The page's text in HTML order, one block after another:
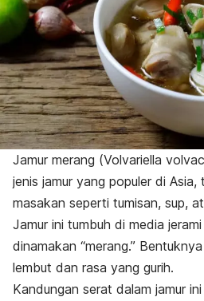
Jamur merang (Volvariella
jenis jamur yang populer di Asia,
masakan seperti tumisan, sup,
Jamur ini tumbuh di media
dinamakan “merang.”
lembut dan rasa yang gurih.
Kandungan serat dalam jamur